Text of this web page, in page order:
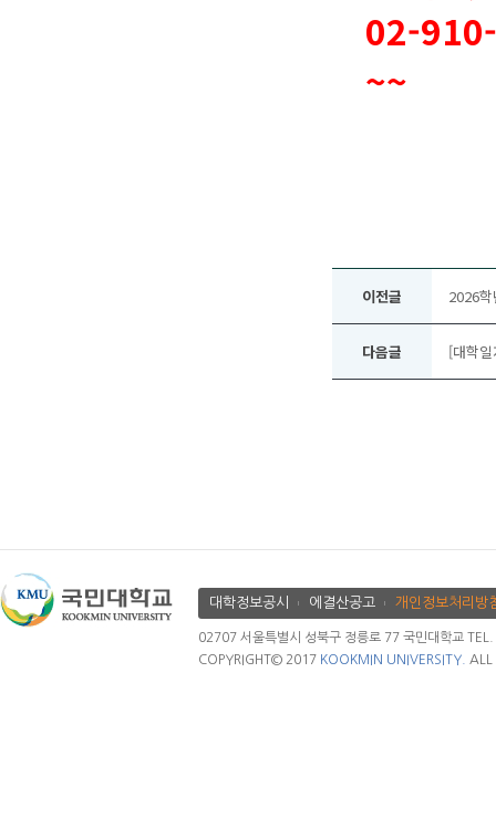
02-910-
~~
이전글 2026
다음글 [대학
대학정보공시 에결산공고 개인정보처리방
02707 서울특별시 성북구 정릉로 77 국민대학교
COPYRIGHT© 2017 KOOKMIN UNIVERSITY. ALL